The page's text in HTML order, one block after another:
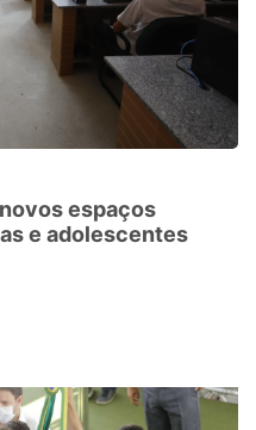
espaços
e adolescentes